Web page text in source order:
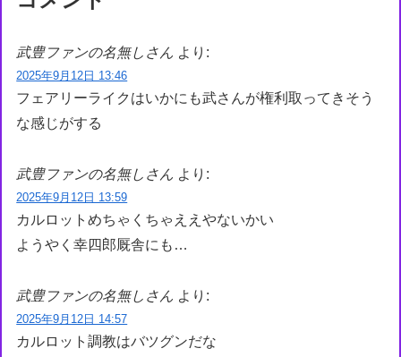
武豊ファンの名無しさん より:
2025年9月12日 13:46
フェアリーライクはいかにも武さんが権利取ってきそう
な感じがする
武豊ファンの名無しさん より:
2025年9月12日 13:59
カルロットめちゃくちゃええやないかい
ようやく幸四郎厩舎にも…
武豊ファンの名無しさん より:
2025年9月12日 14:57
カルロット調教はバツグンだな